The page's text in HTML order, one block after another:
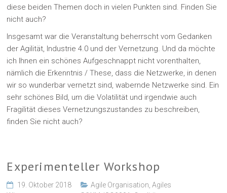
diese beiden Themen doch in vielen Punkten sind. Finden Sie
nicht auch?
Insgesamt war die Veranstaltung beherrscht vom Gedanken
der Agilität, Industrie 4.0 und der Vernetzung. Und da möchte
ich Ihnen ein schönes Aufgeschnappt nicht vorenthalten,
nämlich die Erkenntnis / These, dass die Netzwerke, in denen
wir so wunderbar vernetzt sind, wabernde Netzwerke sind. Ein
sehr schönes Bild, um die Volatilität und irgendwie auch
Fragilität dieses Vernetzungszustandes zu beschreiben,
finden Sie nicht auch?
Experimenteller Workshop
19. Oktober 2018 Agile Organisation ,Agiles